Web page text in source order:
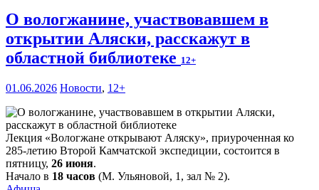
О вологжанине, участвовавшем в
открытии Аляски, расскажут в
областной библиотеке 12+
01.06.2026 Новости, 12+
Лекция «Вологжане открывают Аляску», приуроченная ко
285-летию Второй Камчатской экспедиции, состоится в
пятницу, 26 июня.
Начало в 18 часов (М. Ульяновой, 1, зал № 2).